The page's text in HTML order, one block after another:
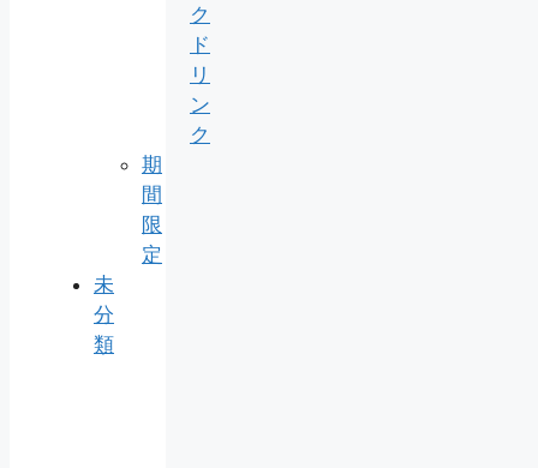
ク
ド
リ
ン
ク
期
間
限
定
未
分
類